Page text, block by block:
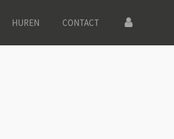
HUREN CONTACT